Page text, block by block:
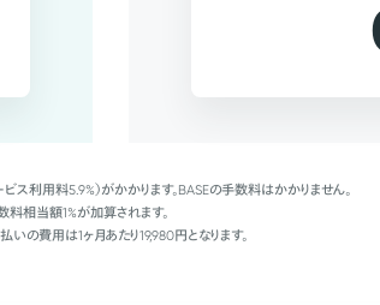
利用料5.9%）がかかります。BASEの手数料はかかりません。
相当額1%が加算されます。
いの費用は1ヶ月あたり19,980円となります。